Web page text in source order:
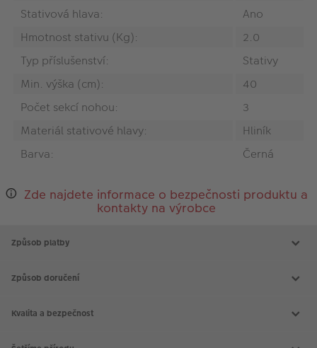
Stativová hlava:
Ano
Hmotnost stativu (Kg):
2.0
Typ příslušenství:
Stativy
Min. výška (cm):
40
Počet sekcí nohou:
3
Materiál stativové hlavy:
Hliník
Barva:
Černá
Zde najdete informace o bezpečnosti produktu a
kontakty na výrobce
Způsob platby
Způsob doručení
Kvalita a bezpečnost